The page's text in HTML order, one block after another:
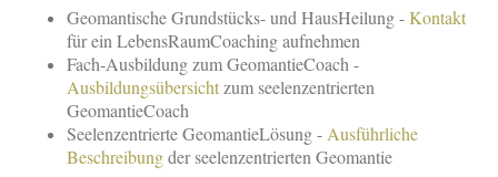
Geomantische Grundstücks- und HausHeilung -Kontakt
für ein LebensRaumCoaching aufnehmen
Fach-Ausbildung zum GeomantieCoach -
Ausbildungsübersichtzum seelenzentrierten
GeomantieCoach
Seelenzentrierte GeomantieLösung -Ausführliche
Beschreibungder seelenzentrierten Geomantie